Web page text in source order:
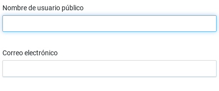
Nombre de usuario público
Correo electrónico